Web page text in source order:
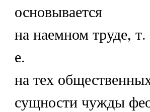
основывается
на наемном труде, т.
е.
на тех
сущности чужды